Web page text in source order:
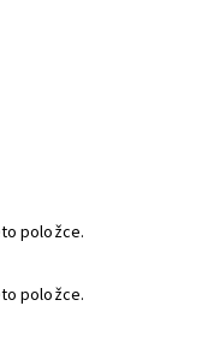
položce.
položce.